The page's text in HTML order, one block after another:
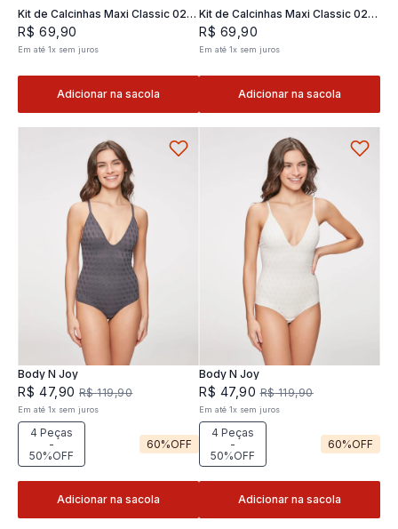
Kit de Calcinhas Maxi Classic 02 -
2 und
R$ 69 90
Em até1x sem juros
Adicionar na sacola
Kit de Calcinhas Maxi Classic 02 -
2 und
R$ 69 ,90
Em até 1x sem juros
Adicionar na sacola
Body N Joy
R$ 47,90 R$ 119,90
Em até1x sem juros
4 Peças
-
50%OFF
60%OFF
Adicionar na sacola
Body N Joy
R$ 47,90 R$ 119,90
Em até 1x sem juros
4 Peças
-
50%OFF
60%OFF
Adicionar na sacola